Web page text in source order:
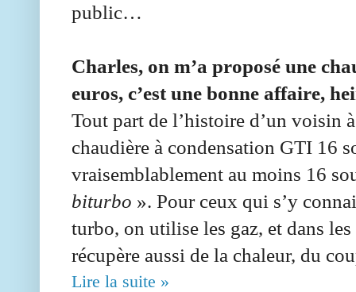
public…
Charles, on m’a proposé une
euros, c’est une bonne affaire,
Tout part de l’histoire d’un voisin
chaudière à condensation GTI 16
vraisemblablement au moins 16
biturbo ». Pour ceux qui s’y
turbo, on utilise les gaz, et dans
récupère aussi de la chaleur, du
Lire la suite »